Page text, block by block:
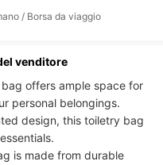
/ Borsa da viaggio
venditore
offers ample space for
personal belongings.
design, this toiletry bag
is made from durable